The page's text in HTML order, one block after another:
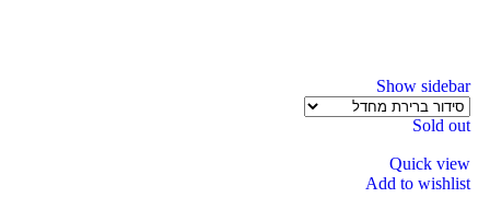
Show sidebar
Sold out
Quick view
Add to wishlist